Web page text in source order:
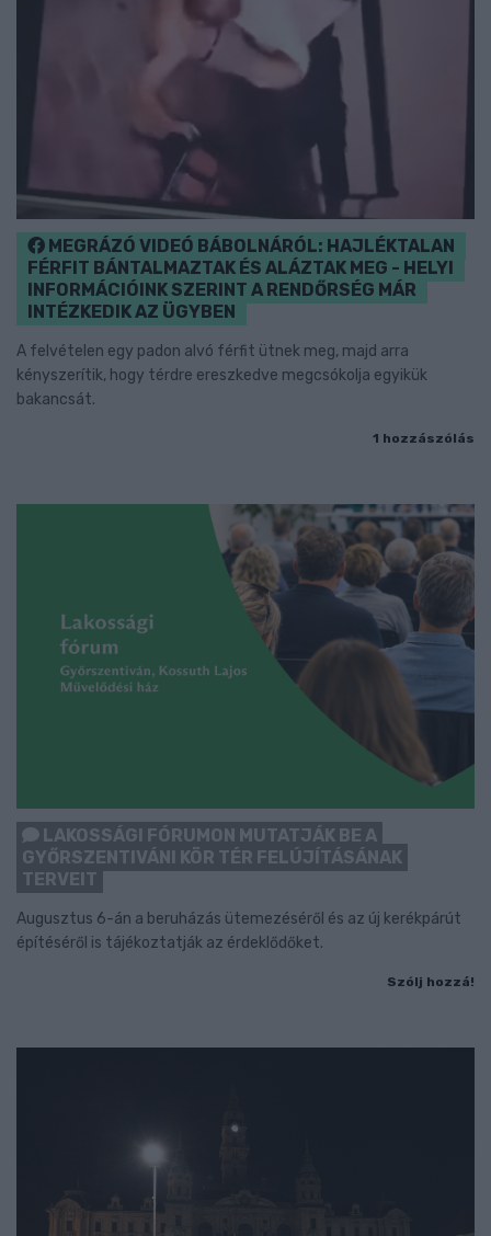
MEGRÁZÓ VIDEÓ BÁBOLNÁRÓL: HAJLÉKTALAN
FÉRFIT BÁNTALMAZTAK ÉS ALÁZTAK MEG - HELYI
INFORMÁCIÓINK SZERINT A RENDŐRSÉG MÁR
INTÉZKEDIK AZ ÜGYBEN
A felvételen egy padon alvó férfit ütnek meg, majd arra
kényszerítik, hogy térdre ereszkedve megcsókolja egyikük
bakancsát.
1 hozzászólás
LAKOSSÁGI FÓRUMON MUTATJÁK BE A
GYŐRSZENTIVÁNI KÖR TÉR FELÚJÍTÁSÁNAK
TERVEIT
Augusztus 6-án a beruházás ütemezéséről és az új kerékpárút
építéséről is tájékoztatják az érdeklődőket.
Szólj hozzá!